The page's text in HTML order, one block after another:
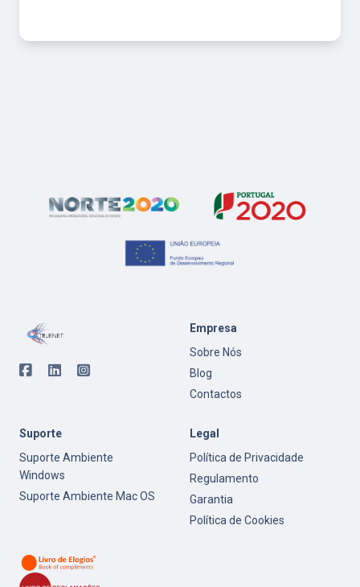
Empresa
Sobre Nós
Blog
Contactos
Suporte
Suporte Ambiente
Windows
Suporte Ambiente Mac OS
Legal
Política de Privacidade
Regulamento
Garantia
Política de Cookies